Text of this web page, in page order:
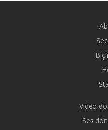
Video
Ses